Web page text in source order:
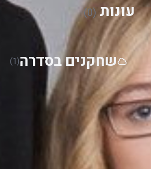
עונות(0)
שחקנים בסדרה(1)